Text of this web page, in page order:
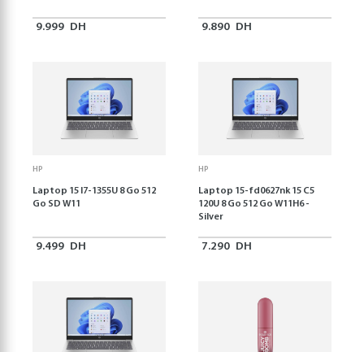
9.999 DH 9.890 DH
HP
Laptop 15 I7-1355U 8 Go 512
Go SD W11
9.499 DH
HP
Laptop 15-fd0627nk 15 C5
120U 8 Go 512 Go W11H6 -
Silver
7.290 DH